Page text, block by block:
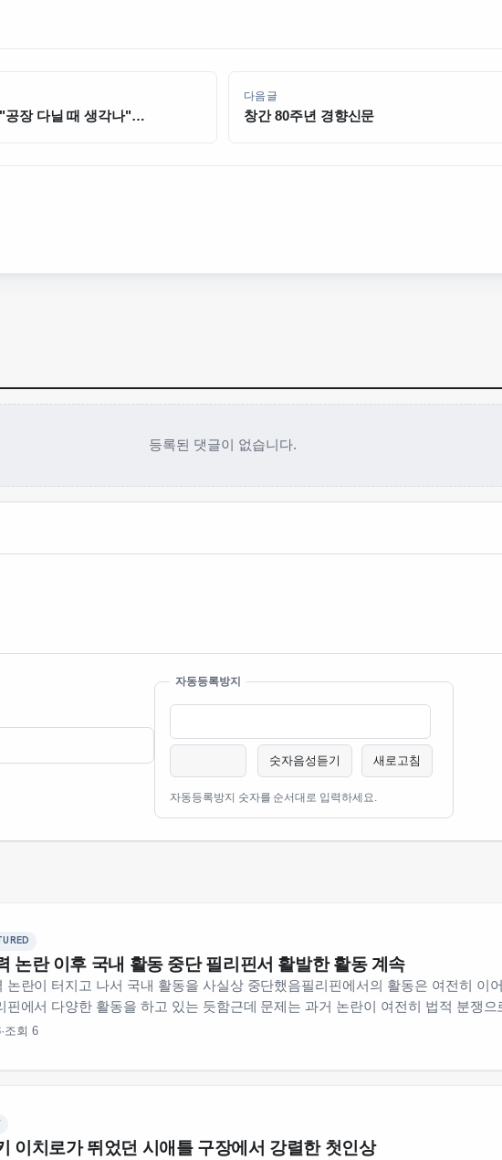
장 다닐 때 생각나"
다음글
창간 80주년 경향신문
등록된 댓글이 없습니다.
자동등록방지
숫자음성듣기 새로고침
자동등록방지 숫자를 순서대로 입력하세요.
논란 이후 국내 활동 중단 필리핀서 활발한 활동 계속
논란이 터지고 나서 국내 활동을 사실상 중단했음필리핀에서의 활동은 여전히 이
핀에서 다양한 활동을 하고 있는 듯함근데 문제는 과거 논란이 여전히 법적 분쟁
·조회 6
이치로가 뛰었던 시애틀 구장에서 강렬한 첫인상